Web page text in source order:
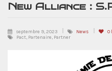
New Alliance :
septembre 9, 2023 News 0
Pact, Partenaire, Partner